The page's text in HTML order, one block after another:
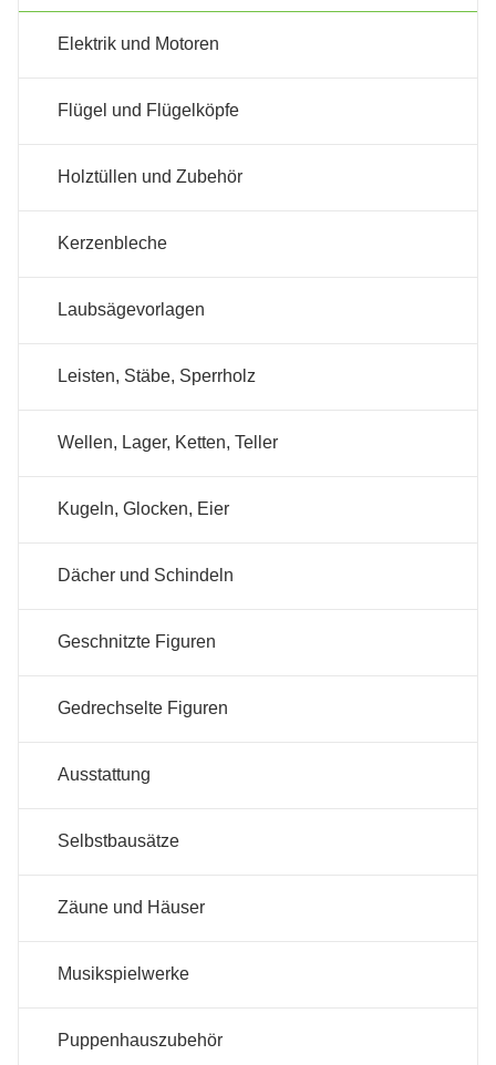
Elektrik und Motoren
Flügel und Flügelköpfe
Holztüllen und Zubehör
Kerzenbleche
Laubsägevorlagen
Leisten, Stäbe, Sperrholz
Wellen, Lager, Ketten, Teller
Kugeln, Glocken, Eier
Dächer und Schindeln
Geschnitzte Figuren
Gedrechselte Figuren
Ausstattung
Selbstbausätze
Zäune und Häuser
Musikspielwerke
Puppenhauszubehör